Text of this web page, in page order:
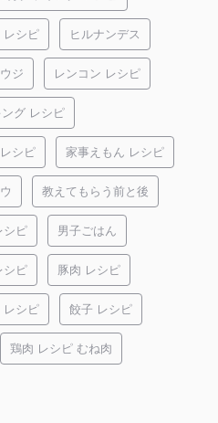
レシピ ヒルナンデス
ジ レンコン レシピ
ング レシピ
シピ 家事えもん レシピ
教えてもらう前と後
シピ 男子ごはん
シピ 豚肉 レシピ
レシピ 餃子 レシピ
鶏肉 レシピ むね肉